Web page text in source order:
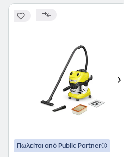
Πωλείται από Public Partner